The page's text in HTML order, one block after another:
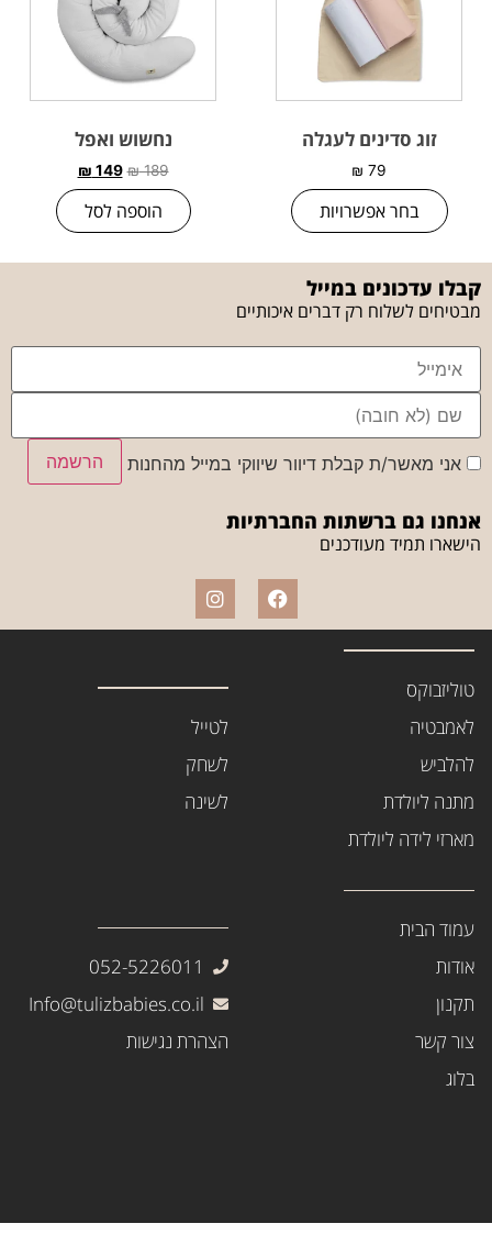
זוג סדינים לעגלה
₪ 79
בחר אפשרויות
נחשוש ואפל
₪189
₪ 149
הוספה לסל
קבלו עדכונים במייל
מבטיחים לשלוח רק דברים איכותיים
אני מאשר/ת קבלת דיוור שיווקי במייל מהחנות הרשמה
אנחנו גם ברשתות החברתיות
הישארו תמיד מעודכנים
טוליזבוקס
לאמבטיה
להלביש
מתנה ליולדת
מארזי לידה ליולדת
לטייל
לשחק
לשינה
עמוד הבית
אודות
תקנון
צור קשר
בלוג
052-5226011
Info@tulizbabies.co.il
הצהרת נגישות